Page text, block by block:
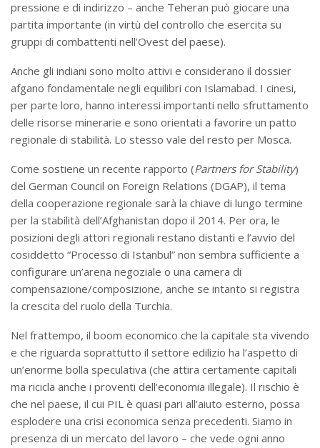
pressione e di indirizzo – anche Teheran può giocare una
partita importante (in virtù del controllo che esercita su
gruppi di combattenti nell’Ovest del paese).
Anche gli indiani sono molto attivi e considerano il dossier
afgano fondamentale negli equilibri con Islamabad. I cinesi,
per parte loro, hanno interessi importanti nello sfruttamento
delle risorse minerarie e sono orientati a favorire un patto
regionale di stabilità. Lo stesso vale del resto per Mosca.
Come sostiene un recente rapporto (Partners for Stability)
del German Council on Foreign Relations (DGAP), il tema
della cooperazione regionale sarà la chiave di lungo termine
per la stabilità dell’Afghanistan dopo il 2014. Per ora, le
posizioni degli attori regionali restano distanti e l’avvio del
cosiddetto “Processo di Istanbul” non sembra sufficiente a
configurare un’arena negoziale o una camera di
compensazione/composizione, anche se intanto si registra
la crescita del ruolo della Turchia.
Nel frattempo, il boom economico che la capitale sta vivendo
e che riguarda soprattutto il settore edilizio ha l’aspetto di
un’enorme bolla speculativa (che attira certamente capitali
ma ricicla anche i proventi dell’economia illegale). Il rischio è
che nel paese, il cui PIL è quasi pari all’aiuto esterno, possa
esplodere una crisi economica senza precedenti. Siamo in
presenza di un mercato del lavoro – che vede ogni anno